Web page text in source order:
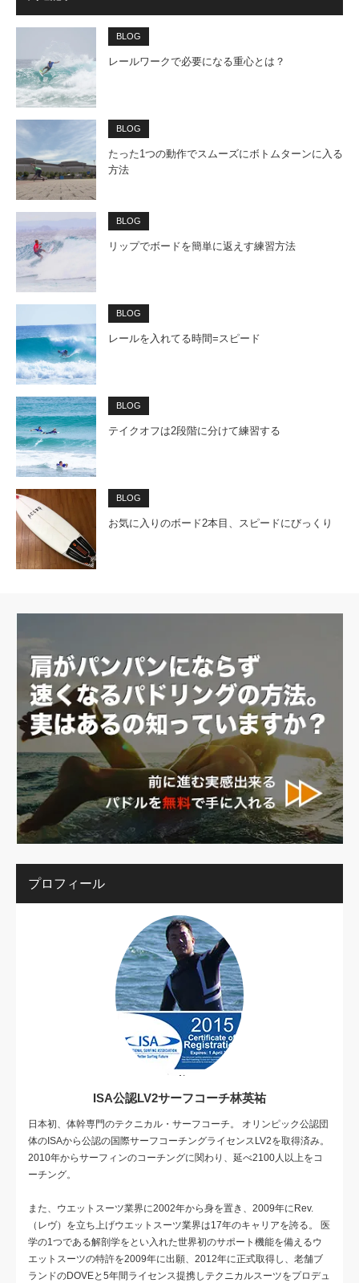
BLOG
レールワークで必要になる重心とは？
BLOG
たった1つの動作でスムーズにボトムターンに入る
方法
BLOG
リップでボードを簡単に返えす練習方法
BLOG
レールを入れてる時間=スピード
BLOG
テイクオフは2段階に分けて練習する
BLOG
お気に入りのボード2本目、スピードにびっくり
プロフィール
ISA公認LV2サーフコーチ林英祐
日本初、体幹専門のテクニカル・サーフコーチ。 オリンピック公認団
体のISAから公認の国際サーフコーチングライセンスLV2を取得済み。
2010年からサーフィンのコーチングに関わり、延べ2100人以上をコ
ーチング。
また、ウエットスーツ業界に2002年から身を置き、2009年にRev.
（レヴ）を立ち上げウエットスーツ業界は17年のキャリアを誇る。 医
学の1つである解剖学をとい入れた世界初のサポート機能を備えるウ
エットスーツの特許を2009年に出願、2012年に正式取得し、老舗ブ
ランドのDOVEと5年間ライセンス提携しテクニカルスーツをプロデュ